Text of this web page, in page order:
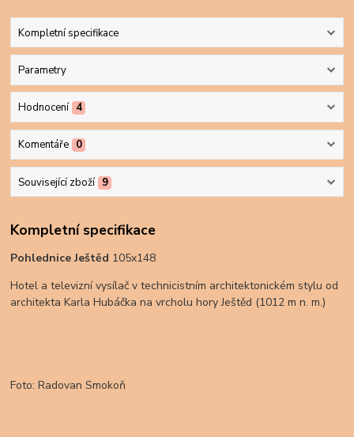
Kompletní specifikace
Parametry
Hodnocení 4
Komentáře 0
Související zboží 9
Kompletní specifikace
Pohlednice Ještěd 105x148
Hotel a televizní vysílač v technicistním architektonickém stylu od
architekta Karla Hubáčka na vrcholu hory Ještěd (1012 m n. m.)
Foto: Radovan Smokoň